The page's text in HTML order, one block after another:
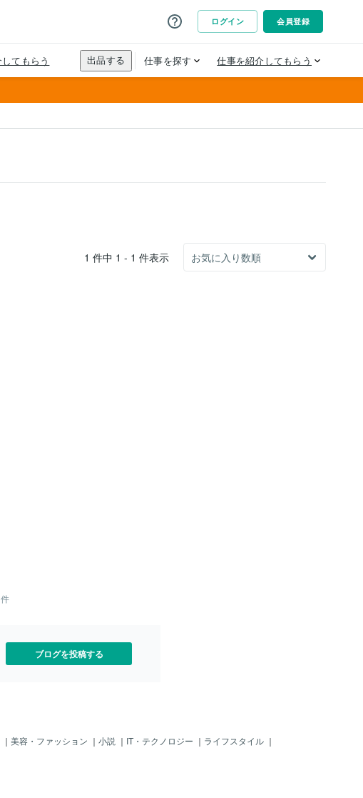
1 件中 1 - 1 件表示
件
ブログを投稿する
｜ 美容・ファッション ｜ 小説 ｜ IT・テクノロジー ｜ ライフスタイル ｜